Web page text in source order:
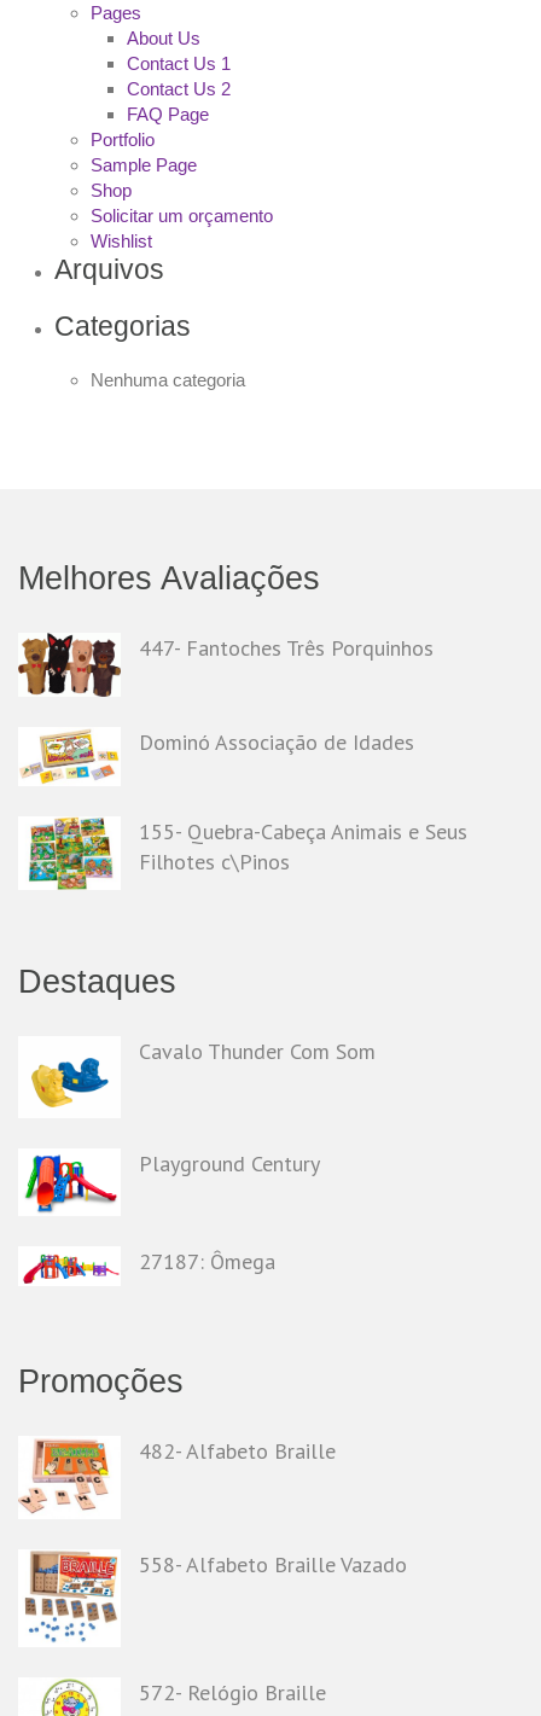
Pages
About Us
Contact Us 1
Contact Us 2
FAQ Page
Portfolio
Sample Page
Shop
Solicitar um orçamento
Wishlist
Arquivos
Categorias
Nenhuma categoria
Melhores Avaliações
447- Fantoches Três Porquinhos
Dominó Associação de Idades
155- Quebra-Cabeça Animais e Seus
Filhotes c\Pinos
Destaques
Cavalo Thunder Com Som
Playground Century
27187: Ômega
Promoções
482- Alfabeto Braille
558- Alfabeto Braille Vazado
572- Relógio Braille